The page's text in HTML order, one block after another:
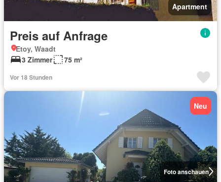
Apartment
Preis auf Anfrage
Etoy, Waadt
3 Zimmer
75 m²
Vor 18 Stunden
Foto anschauen
Neu